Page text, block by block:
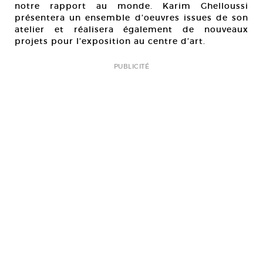
notre rapport au monde. Karim Ghelloussi
présentera un ensemble d’oeuvres issues de son
atelier et réalisera également de nouveaux
projets pour l’exposition au centre d’art.
PUBLICITÉ